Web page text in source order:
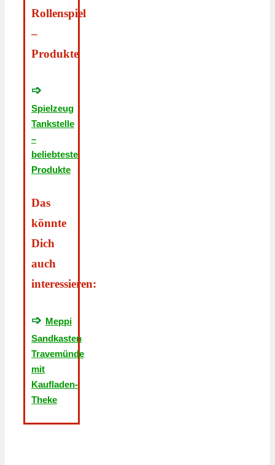
Rollenspiel
–
Produkte
➩
Spielzeug
Tankstelle
–
beliebteste
Produkte
Das
könnte
Dich
auch
interessieren:
➩ Meppi
Sandkasten
Travemünde
mit
Kaufladen-
Theke